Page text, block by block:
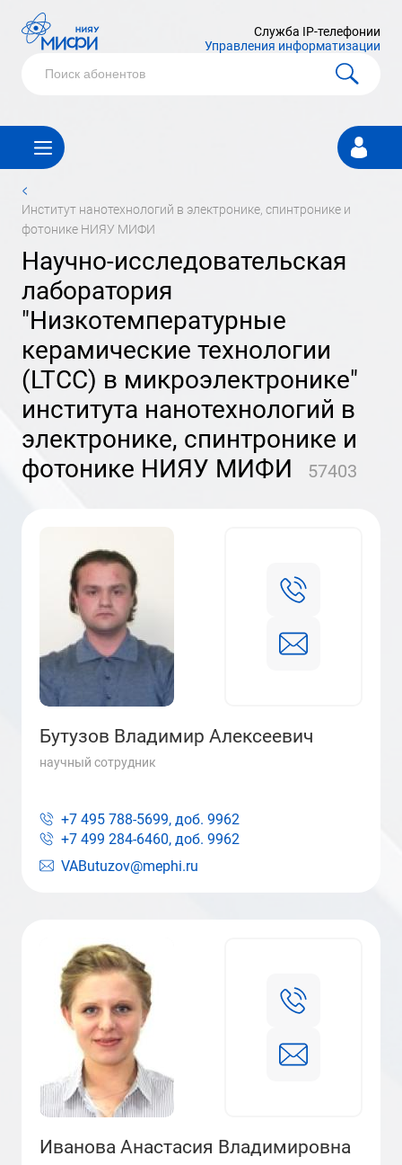
Служба IP-телефонии
Управления информатизации
Личный
кабинет
<
институт нанотехнологий в электронике, спинтронике и
фотонике НИЯУ МИФИ
научно-исследовательская
лаборатория
"Низкотемпературные
керамические технологии
(LTCC) в микроэлектронике"
института нанотехнологий в
электронике, спинтронике и
фотонике НИЯУ МИФИ
57403
Бутузов Владимир Алексеевич
научный сотрудник
VAButuzov@mephi.ru
+7 495 788-5699, доб. 9962
+7 499 284-6460, доб. 9962
Иванова Анастасия Владимировна